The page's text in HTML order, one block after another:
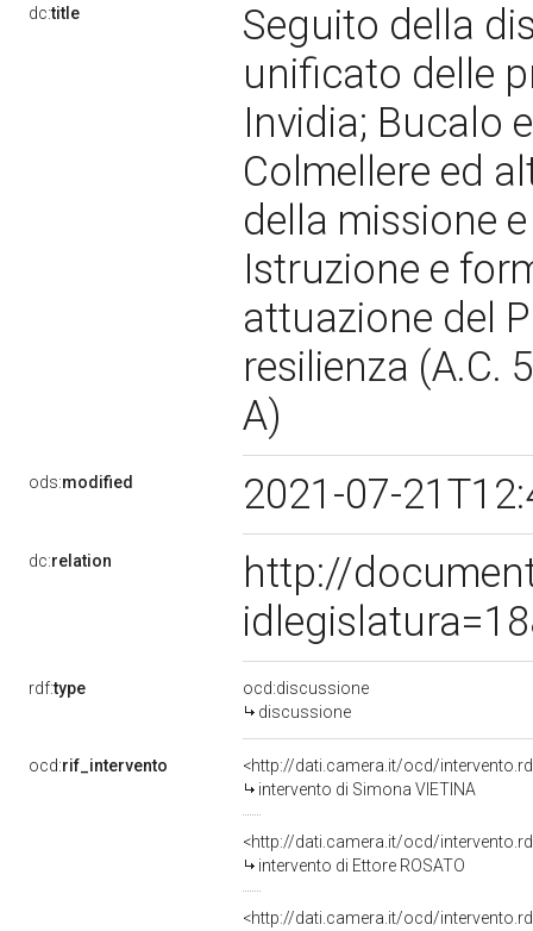
dc:title
Seguito della
unificato delle
Invidia; Bucalo
Colmellere ed
della missione
Istruzione e
attuazione del
resilienza (A.C.
A)
ods:modified 2021-07-
dc:relation
http://
rdf:type
ocd:discussione
discussione
ocd:rif_intervento
<http://dati.camera.it/ocd/
intervento di Simona VIETINA
<http://dati.camera.it/ocd/
intervento di Ettore ROSATO
<http://dati.camera.it/ocd/